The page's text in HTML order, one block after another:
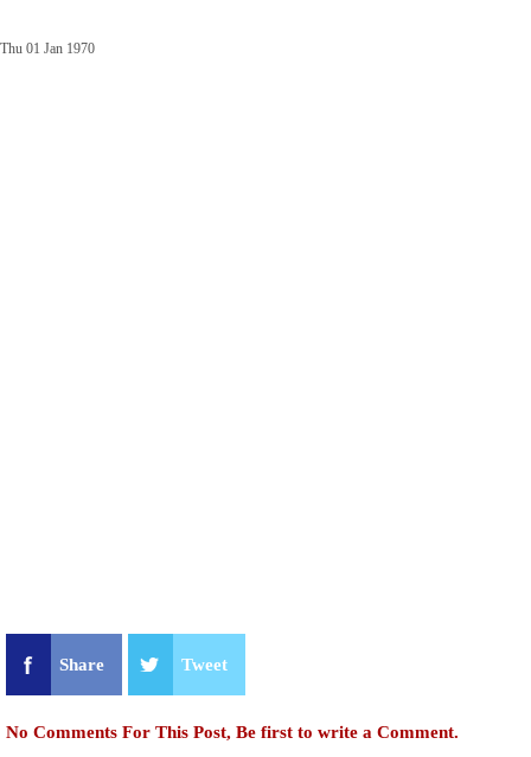
Thu 01 Jan 1970
Share Tweet
No Comments For This Post, Be first to write a Comment.